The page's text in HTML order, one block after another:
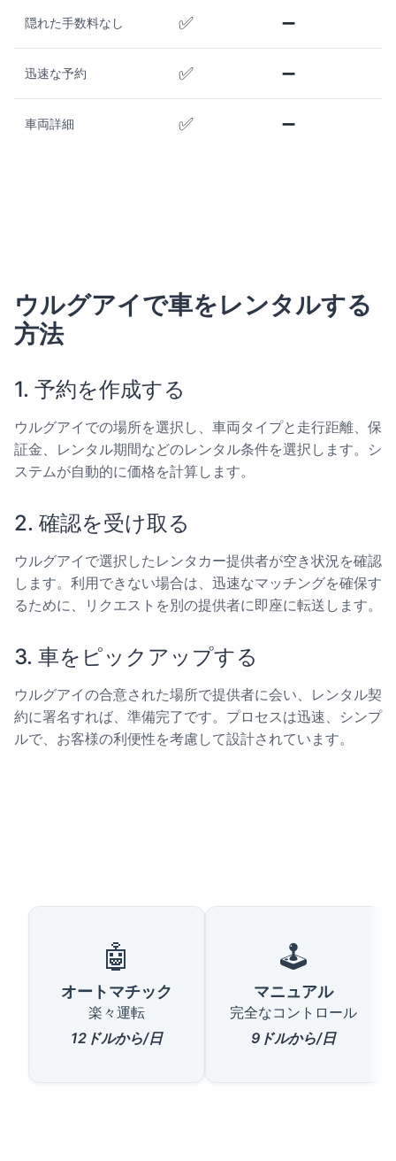
隠れた手数料なし ✅ ➖
迅速な予約 ✅ ➖
車両詳細 ✅ ➖
ウルグアイで車をレンタルする
方法
1. 予約を作成する
ウルグアイでの場所を選択し、車両タイプと走行距離、保
証金、レンタル期間などのレンタル条件を選択します。シ
ステムが自動的に価格を計算します。
2. 確認を受け取る
ウルグアイで選択したレンタカー提供者が空き状況を確認
します。利用できない場合は、迅速なマッチングを確保す
るために、リクエストを別の提供者に即座に転送します。
3. 車をピックアップする
ウルグアイの合意された場所で提供者に会い、レンタル契
約に署名すれば、準備完了です。プロセスは迅速、シンプ
ルで、お客様の利便性を考慮して設計されています。
🤖
オートマチック
楽々運転
12ドルから/日
🕹️
マニュアル
完全なコントロール
9ドルから/日